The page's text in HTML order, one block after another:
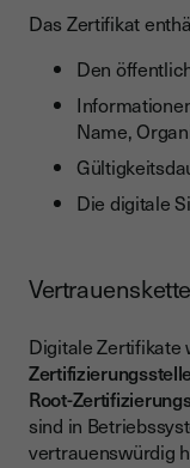
Das Zertifikat
Den
Name,
Die digitale
Digitale Zertifikate
Root-
sind in
vertrauenswürdig